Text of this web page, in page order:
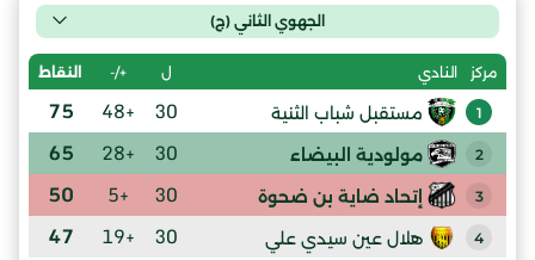
الجهوي الثاني (ج)
مركز النادي ل +/- النقاط
1 مستقبل شباب الثنية 30
+48
75
2 مولودية البيضاء 30
+28
65
3 إتحاد ضاية بن ضحوة 30
+5
50
4 هلال عين سيدي علي 30
+19
47